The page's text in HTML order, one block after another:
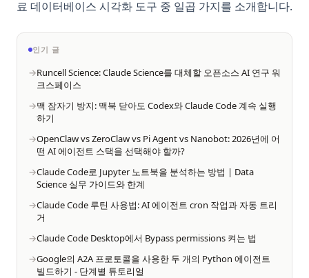
료 데이터베이스 시각화 도구 중 일곱 가지를 소개합니다.
인기 글
Runcell Science: Claude Science를 대체할 오픈소스 AI 연구 워
크스페이스
맥 잠자기 방지: 맥북 닫아도 Codex와 Claude Code 계속 실행
하기
OpenClaw vs ZeroClaw vs Pi Agent vs Nanobot: 2026년에 어
떤 AI 에이전트 스택을 선택해야 할까?
Claude Code로 Jupyter 노트북을 분석하는 방법 | Data
Science 실무 가이드와 한계
Claude Code 루틴 사용법: AI 에이전트 cron 작업과 자동 트리
거
Claude Code Desktop에서 Bypass permissions 켜는 법
Google의 A2A 프로토콜을 사용한 두 개의 Python 에이전트
빌드하기 - 단계별 튜토리얼